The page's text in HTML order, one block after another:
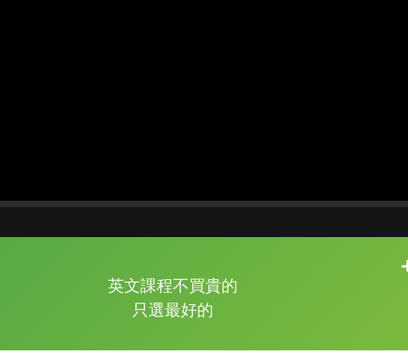
英文課程不買貴的
只選最好的
的品牌故事